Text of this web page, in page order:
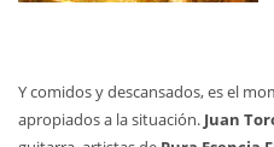
Y comidos y descansados, es el
apropiados a la situación. Juan